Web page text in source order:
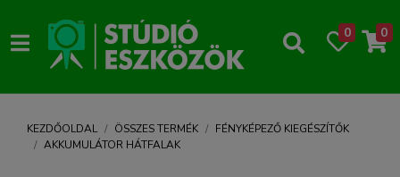
0 0
KEZDŐOLDAL ÖSSZES TERMÉK
FÉNYKÉPEZŐ KIEGÉSZÍTŐK
AKKUMULÁTOR HÁTFALAK